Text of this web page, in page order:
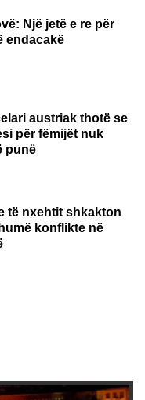
Një jetë e re për
endacakë
austriak thotë se
për fëmijët nuk
punë
të nxehtit shkakton
konflikte në